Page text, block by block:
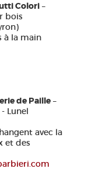
Colori –
bois
à la main
de Paille –
Lunel
avec la
et des